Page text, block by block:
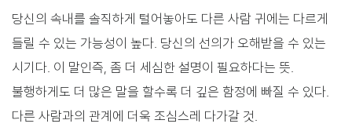
당신의 속내를 솔직하게 털어놓아도 다른 사람 귀에는 다르게
들릴 수 있는 가능성이 높다. 당신의 선의가 오해받을 수 있는
시기다. 이 말인즉, 좀 더 세심한 설명이 필요하다는 뜻.
불행하게도 더 많은 말을 할수록 더 깊은 함정에 빠질 수 있다.
다른 사람과의 관계에 더욱 조심스레 다가갈 것.